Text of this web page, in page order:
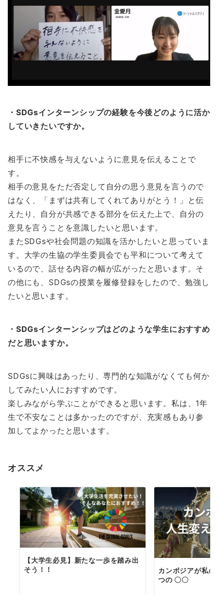
・SDGsインターンシップの経験を今後どのように活か
していきたいですか。
相手に不快感を与えないように意見を伝えることで
す。
相手の意見をただ否定して自分の思う意見を言うので
はなく、「まずは共有してくれてありがとう！」と伝
えたり、自分が共感できる部分を伝えた上で、自分の
意見を言うことを意識したいと思います。
またSDGsや社会問題の知識を活かしたいと思っていま
す。大学の生協の学生委員会でも平和について考えて
いるので、話せる内容の幅が広がったと思います。そ
の他にも、SDGsの授業を履修登録をしたので、勉強し
たいと思います。
・SDGsインターンシップはどのような学生におすすめ
だと思いますか。
SDGsに興味はあったり、専門的な知識がなくても何か
してみたい人におすすめです。
楽しみながら学ぶことができると思います。私は、1年
生で不安なことは多かったのですが、充実感もあり参
加してよかったと思います。
オススメ
【大学生必見】新たな一歩を踏み出
そう！！
カンボジアが私
つの 〇〇